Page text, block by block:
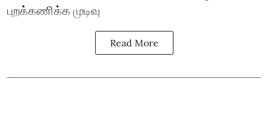
புறக்கணிக்க முடிவு
Read More